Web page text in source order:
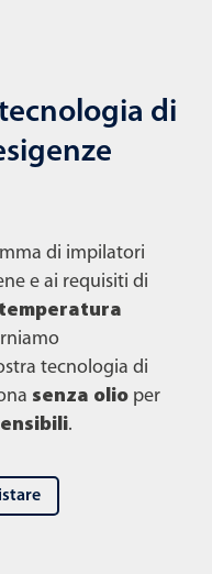
di
di impilatori
e ai requisiti di
temperatura
tecnologia di
senza olio per
.